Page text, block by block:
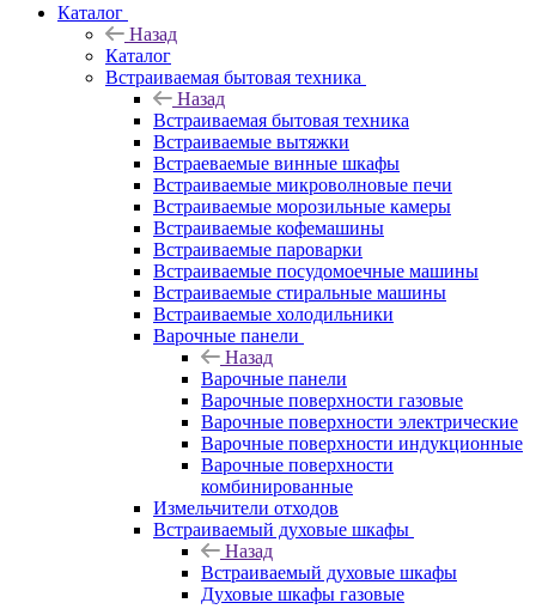
Каталог
Назад
Каталог
Встраиваемая бытовая техника
Назад
Встраиваемая бытовая техника
Встраиваемые вытяжки
Встраеваемые винные шкафы
Встраиваемые микроволновые печи
Встраиваемые морозильные камеры
Встраиваемые кофемашины
Встраиваемые пароварки
Встраиваемые посудомоечные машины
Встраиваемые стиральные машины
Встраиваемые холодильники
Варочные панели
Назад
Варочные панели
Варочные поверхности газовые
Варочные поверхности электрические
Варочные поверхности индукционные
Варочные поверхности
комбинированные
Измельчители отходов
Встраиваемый духовые шкафы
Назад
Встраиваемый духовые шкафы
Духовые шкафы газовые